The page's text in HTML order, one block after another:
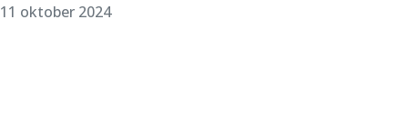
11 oktober 2024